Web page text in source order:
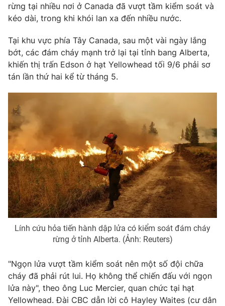
Chất lượng cuộc sống
Học trực tuyến
Công nghệ
Hitech Công nghệ tương lai
Sản phẩm
Thị trường
Giao lưu trực tuyến
Lịch phát sóng
Emagazine Podcast
Photo Infographic
Video Shorts video
VTV Money VTV Thể thao
VTV Sức khoẻ Bất động sản
Thị trường 24h Tấm lòng Việt
VTV4 Vươn mình bằng AI
rừng tại nhiều nơi ở Canada đã vượt tầm kiểm soát và
kéo dài, trong khi khói lan xa đến nhiều nước.
Tại khu vực phía Tây Canada, sau một vài ngày lắng
bớt, các đám cháy mạnh trở lại tại tỉnh bang Alberta,
khiến thị trấn Edson ở hạt Yellowhead tối 9/6 phải sơ
tán lần thứ hai kể từ tháng 5.
Lính cứu hỏa tiến hành dập lửa có kiểm soát đám cháy
rừng ở tỉnh Alberta. (Ảnh: Reuters)
"Ngọn lửa vượt tầm kiểm soát nên một số đội chữa
cháy đã phải rút lui. Họ không thể chiến đấu với ngọn
lửa này", theo ông Luc Mercier, quan chức tại hạt
Yellowhead. Đài CBC dẫn lời cô Hayley Waites (cư dân